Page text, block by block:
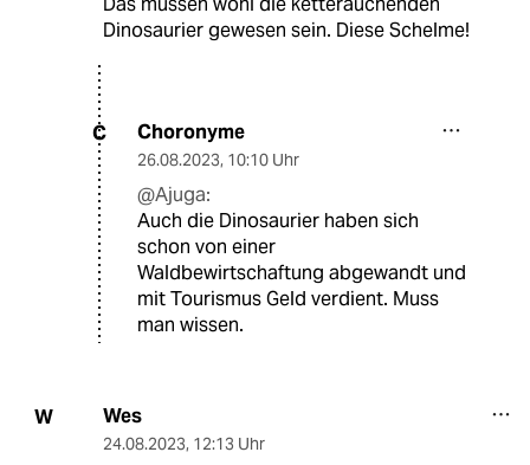
Dinosaurier gewesen sein. Diese Schelme!
C Choronyme
26.08.2023, 10:10 Uhr
@Ajuga:
Auch die Dinosaurier haben sich
schon von einer
Waldbewirtschaftung abgewandt und
mit Tourismus Geld verdient. Muss
man wissen.
W Wes
24.08.2023, 12:13 Uhr